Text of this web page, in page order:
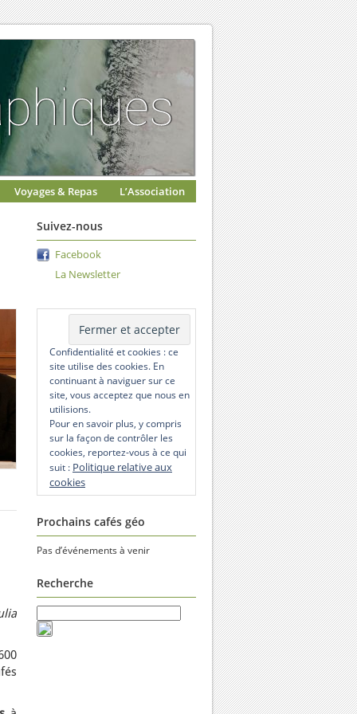
Voyages & Repas L’Association
Suivez-nous
Facebook
La Newsletter
Confidentialité et cookies : ce
site utilise des cookies. En
continuant à naviguer sur ce
site, vous acceptez que nous en
utilisions.
Pour en savoir plus, y compris
sur la façon de contrôler les
cookies, reportez-vous à ce qui
suit : Politique relative aux
cookies
Prochains cafés géo
Pas d’événements à venir
Recherche